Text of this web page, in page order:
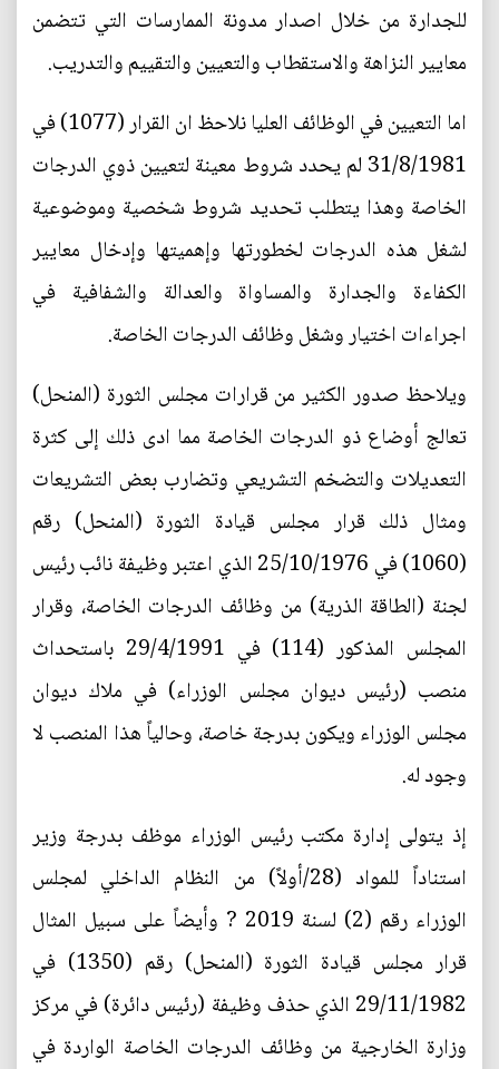
للجدارة من خلال اصدار مدونة الممارسات التي تتضمن
معايير النزاهة والاستقطاب والتعيين والتقييم والتدريب.
اما التعيين في الوظائف العليا نلاحظ ان القرار (1077) في
31/8/1981 لم يحدد شروط معينة لتعيين ذوي الدرجات
الخاصة وهذا يتطلب تحديد شروط شخصية وموضوعية
لشغل هذه الدرجات لخطورتها وإهميتها وإدخال معايير
الكفاءة والجدارة والمساواة والعدالة والشفافية في
اجراءات اختيار وشغل وظائف الدرجات الخاصة.
ويلاحظ صدور الكثير من قرارات مجلس الثورة (المنحل)
تعالج أوضاع ذو الدرجات الخاصة مما ادى ذلك إلى كثرة
التعديلات والتضخم التشريعي وتضارب بعض التشريعات
ومثال ذلك قرار مجلس قيادة الثورة (المنحل) رقم
(1060) في 25/10/1976 الذي اعتبر وظيفة نائب رئيس
لجنة (الطاقة الذرية) من وظائف الدرجات الخاصة، وقرار
المجلس المذكور (114) في 29/4/1991 باستحداث
منصب (رئيس ديوان مجلس الوزراء) في ملاك ديوان
مجلس الوزراء ويكون بدرجة خاصة، وحالياً هذا المنصب لا
وجود له.
إذ يتولى إدارة مكتب رئيس الوزراء موظف بدرجة وزير
استناداً للمواد (28/أولاً) من النظام الداخلي لمجلس
الوزراء رقم (2) لسنة 2019 ? وأيضاً على سبيل المثال
قرار مجلس قيادة الثورة (المنحل) رقم (1350) في
29/11/1982 الذي حذف وظيفة (رئيس دائرة) في مركز
وزارة الخارجية من وظائف الدرجات الخاصة الواردة في